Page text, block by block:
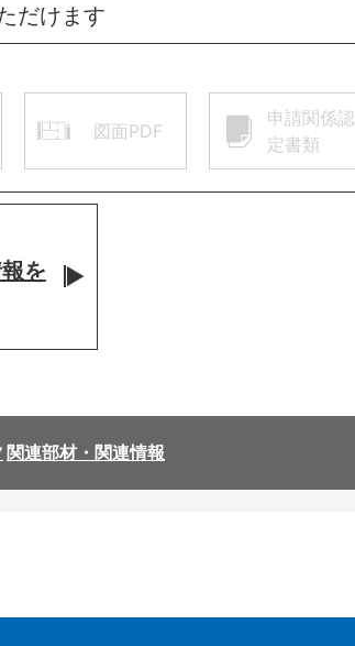
だけます
図面PDF
申請関係認
定書類
を
関連部材・関連情報